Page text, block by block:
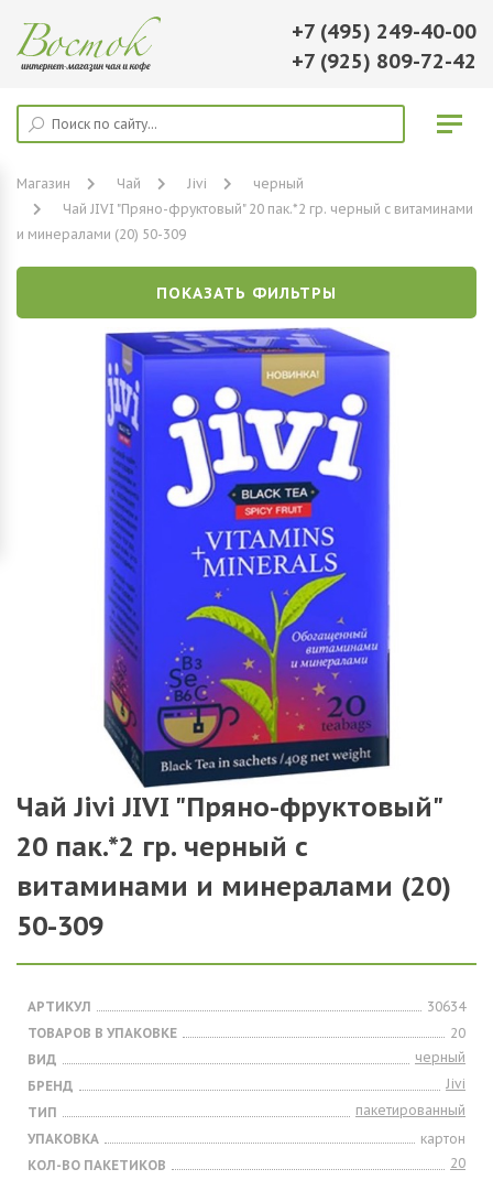
+7 (495) 249-40-00
+7 (925) 809-72-42
Магазин Чай Jivi
черный
Чай JIVI "Пряно-фруктовый" 20 пак.*2 гр. черный с витаминами
и минералами (20) 50-309
ПОКАЗАТЬ ФИЛЬТРЫ
Чай Jivi JIVI "Пряно-фруктовый"
20 пак.*2 гр. черный с
витаминами и минералами (20)
50-309
АРТИКУЛ
30634
ТОВАРОВ В УПАКОВКЕ
20
ВИД
черный
БРЕНД
Jivi
ТИП
пакетированный
УПАКОВКА
картон
КОЛ-ВО ПАКЕТИКОВ
20